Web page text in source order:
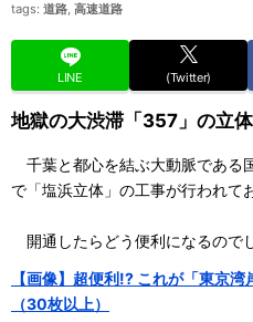
tags: 道路, 高速道路
LINE (Twitter)
地獄の大渋滞「357」の立
千葉と都心を結ぶ大動脈である
で「塩浜立体」の工事が行われて
開通したらどう便利になるので
【画像】超便利!? これが「東京
（30枚以上）